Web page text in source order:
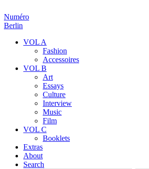
Numéro
Berlin
VOL A
Fashion
Accessoires
VOL B
Art
Essays
Culture
Interview
Music
Film
VOL C
Booklets
Extras
About
Search